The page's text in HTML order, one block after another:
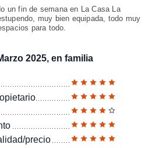
un fin de semana en La Casa La
muy bien equipada, todo muy
para todo.
2025, en familia
precio